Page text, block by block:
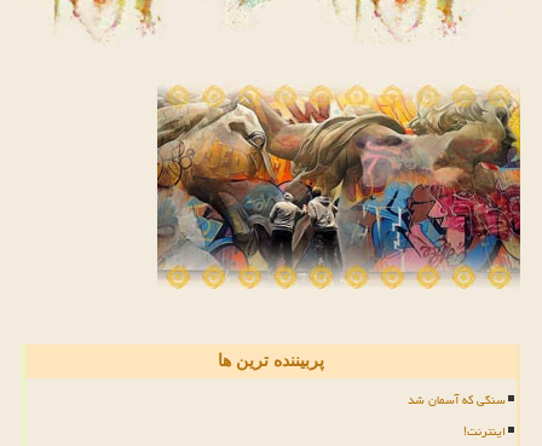
پربیننده ترین ها
سنگی که آسمان شد
اینترنت!